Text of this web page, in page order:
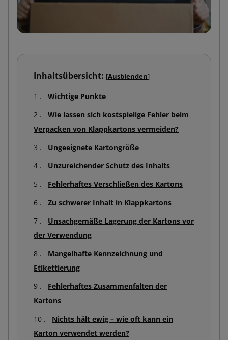
Inhaltsübersicht: [Ausblenden]
Wichtige Punkte
Wie lassen sich kostspielige Fehler beim
Verpacken von Klappkartons vermeiden?
Ungeeignete Kartongröße
Unzureichender Schutz des Inhalts
Fehlerhaftes Verschließen des Kartons
Zu schwerer Inhalt in Klappkartons
Unsachgemäße Lagerung der Kartons vor
der Verwendung
Mangelhafte Kennzeichnung und
Etikettierung
Fehlerhaftes Zusammenfalten der
Kartons
Nichts hält ewig – wie oft kann ein
Karton verwendet werden?